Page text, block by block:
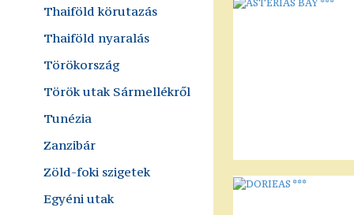
Thaiföld körutazás
Thaiföld nyaralás
Törökország
Török utak Sármellékről
Tunézia
Zanzibár
Zöld-foki szigetek
Egyéni utak